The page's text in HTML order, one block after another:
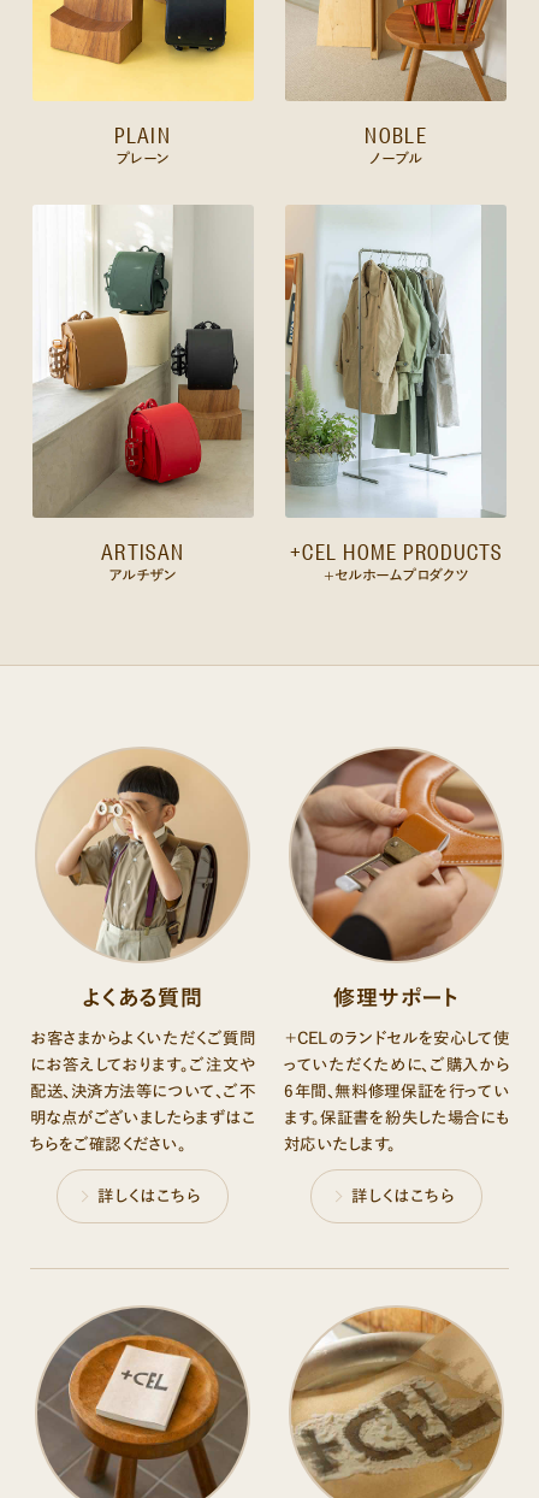
PLAIN
プレーン
NOBLE
ノーブル
ARTISAN
アルチザン
+CEL HOME PRODUCTS
+セルホームプロダクツ
よくある質問
お客さまからよくいただくご質問
にお答えしております。ご注文や
配送、決済方法等について、ご不
明な点がございましたらまずはこ
ちらをご確認ください。
詳しくはこちら
修理サポート
＋CELのランドセルを安心して使
っていただくために、ご購入から
6年間、無料修理保証を⾏ってい
ます。保証書を紛失した場合にも
対応いたします。
詳しくはこちら